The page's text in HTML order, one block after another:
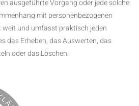
ausgeführte Vorgang oder jede solche
mit personenbezogenen
weit und umfasst praktisch jeden
das Erheben, das Auswerten, das
oder das Löschen.